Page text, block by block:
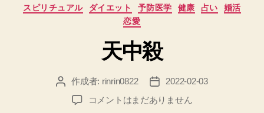
カ
テ
ゴ
リ
ー
スピリチュアル ダイエット 予防医学 健康 占い
婚活
恋愛
天中殺
投 作成者: rinrin0822
投
稿
日
2022-02-03
天
コメントはまだありません